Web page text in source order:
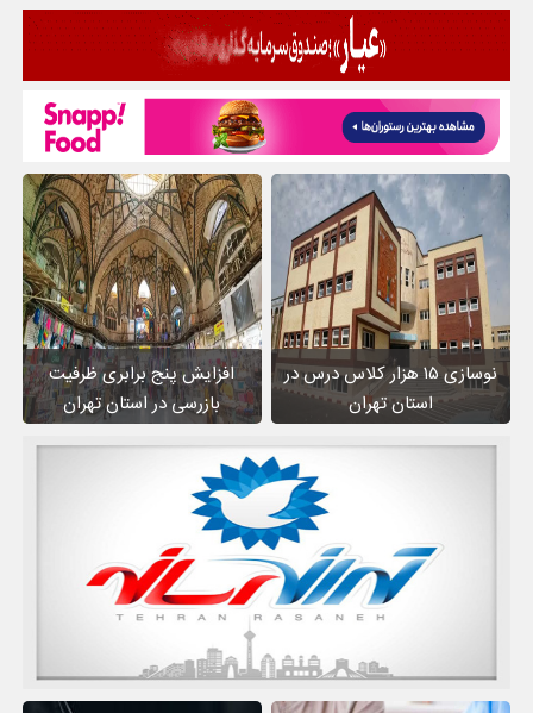
نوسازی ۱۵ هزار کلاس درس در
استان تهران
افزایش پنج برابری ظرفیت
بازرسی در استان تهران